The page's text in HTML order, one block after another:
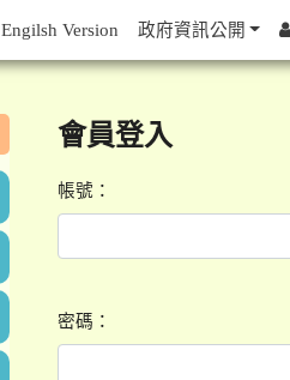
會員登入
帳號：
密碼：
Engilsh Version 政府資訊公開